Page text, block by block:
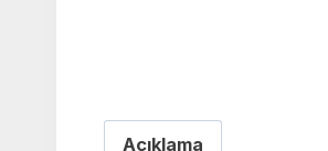
Açıklama